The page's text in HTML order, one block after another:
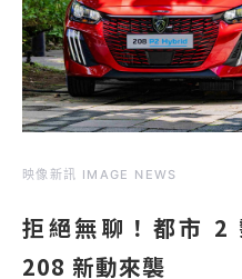
映像新訊 IMAGE NEWS
拒絕無聊！都市 2
208 新動來襲